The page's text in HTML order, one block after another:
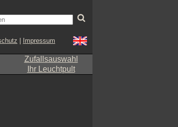
Impressum
Zufallsauswahl
Ihr Leuchtpult